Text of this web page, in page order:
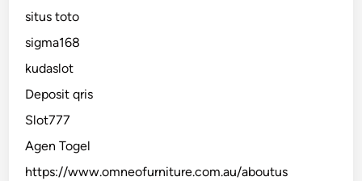
situs toto
sigma168
kudaslot
Deposit qris
Slot777
Agen Togel
https://www.omneofurniture.com.au/aboutus